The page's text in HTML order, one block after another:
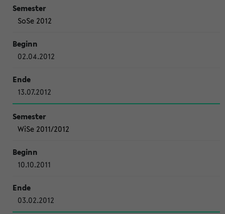
SoSe 2012
02.04.2012
13.07.2012
WiSe 2011/2012
10.10.2011
03.02.2012